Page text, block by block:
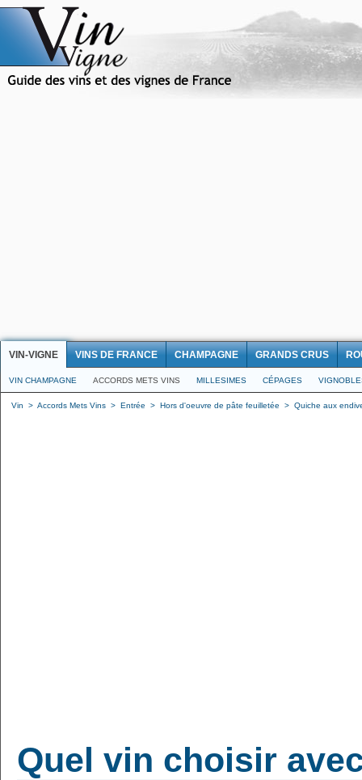
VIN-VIGNE VINS DE FRANCE CHAMPAGNE GRANDS CRUS
VIN CHAMPAGNE ACCORDS METS VINS MILLESIMES CÉPAGES
Vin > Accords Mets Vins > Entrée > Hors d'oeuvre de pâte feuilletée > Quiche aux
Quel vin choisir